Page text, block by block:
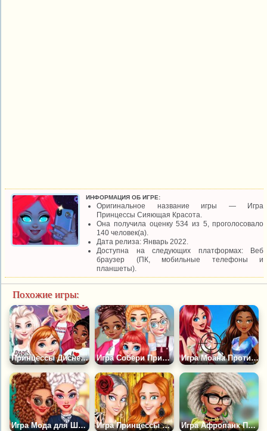
ИНФОРМАЦИЯ ОБ ИГРЕ:
Оригинальное название игры — Игра
Принцессы Сияющая Красота.
Она получила оценку 534 из 5, проголосовало
140 человек(а).
Дата релиза: Январь 2022.
Доступна на следующих платформах: Веб
браузер (ПК, мобильные телефоны и
планшеты).
Похожие игры:
Принцессы Диснея: Каникулы в Городе Игра Собери Принцесс на Вечеринку Игра Моана Против Ариэль
Игра Мода для Школьниц Принцесс Игра Принцессы на Открытии Вечеринки Gucci Игра Афропанк Принцессы